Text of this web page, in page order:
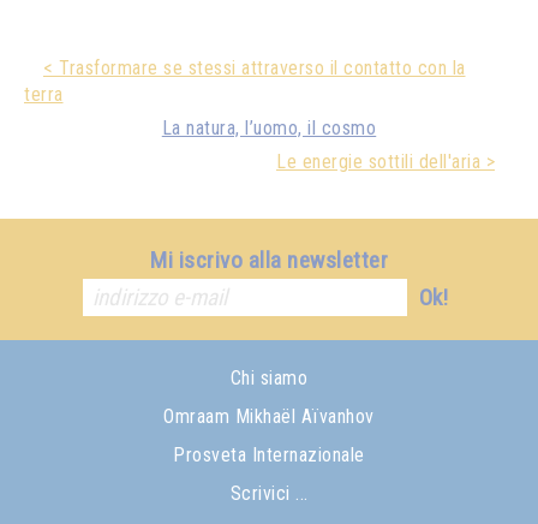
< Trasformare se stessi attraverso il contatto con la
terra
La natura, l’uomo, il cosmo
Le energie sottili dell'aria >
Mi iscrivo alla newsletter
Ok!
Chi siamo
Omraam Mikhaël Aïvanhov
Prosveta Internazionale
Scrivici ...